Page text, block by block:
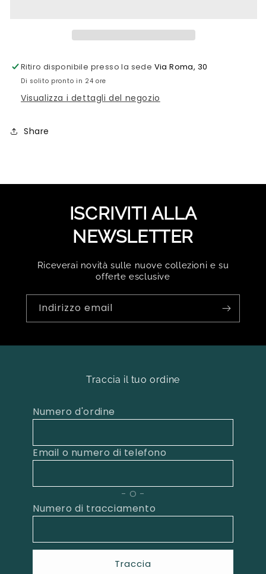
Ritiro disponibile presso la sede Via Roma, 30
Di solito pronto in 24 ore
Visualizza i dettagli del negozio
Share
ISCRIVITI ALLA
NEWSLETTER
Riceverai novità sulle nuove collezioni e su
offerte esclusive
Indirizzo email
Traccia il tuo ordine
Numero d'ordine
Email o numero di telefono
O
Numero di tracciamento
Traccia